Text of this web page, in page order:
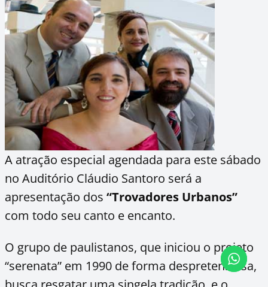
A atração especial agendada para este sábado
no Auditório Cláudio Santoro será a
apresentação dos “Trovadores Urbanos”
com todo seu canto e encanto.
O grupo de paulistanos, que iniciou o projeto
“serenata” em 1990 de forma despretensiosa,